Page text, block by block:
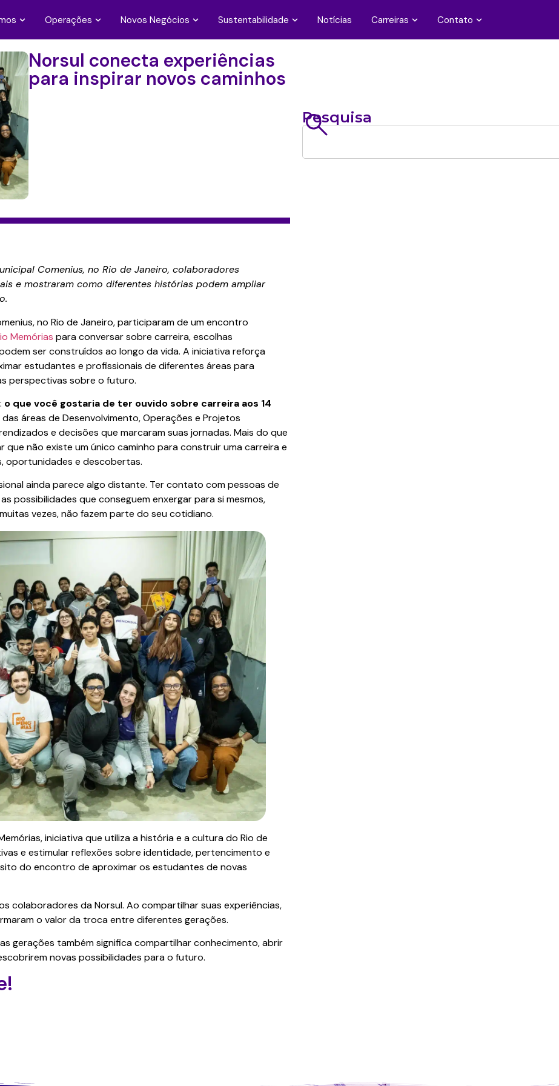
Operações Novos Negócios Sustentabilidade Notícias Carreiras Contato
Norsul conecta experiências
para inspirar novos caminhos
Pesquisa
Comenius, no Rio de Janeiro, colaboradores
e mostraram como diferentes histórias podem ampliar
no Rio de Janeiro, participaram de um encontro
Memórias para conversar sobre carreira, escolhas
ser construídos ao longo da vida. A iniciativa reforça
estudantes e profissionais de diferentes áreas para
perspectivas sobre o futuro.
o que você gostaria de ter ouvido sobre carreira aos 14
áreas de Desenvolvimento, Operações e Projetos
e decisões que marcaram suas jornadas. Mais do que
não existe um único caminho para construir uma carreira e
oportunidades e descobertas.
ainda parece algo distante. Ter contato com pessoas de
possibilidades que conseguem enxergar para si mesmos,
vezes, não fazem parte do seu cotidiano.
iniciativa que utiliza a história e a cultura do Rio de
e estimular reflexões sobre identidade, pertencimento e
do encontro de aproximar os estudantes de novas
colaboradores da Norsul. Ao compartilhar suas experiências,
o valor da troca entre diferentes gerações.
gerações também significa compartilhar conhecimento, abrir
novas possibilidades para o futuro.